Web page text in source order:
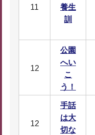
11
養生
訓
12
公園
へい
こ
う！
12
手話
は大
切な